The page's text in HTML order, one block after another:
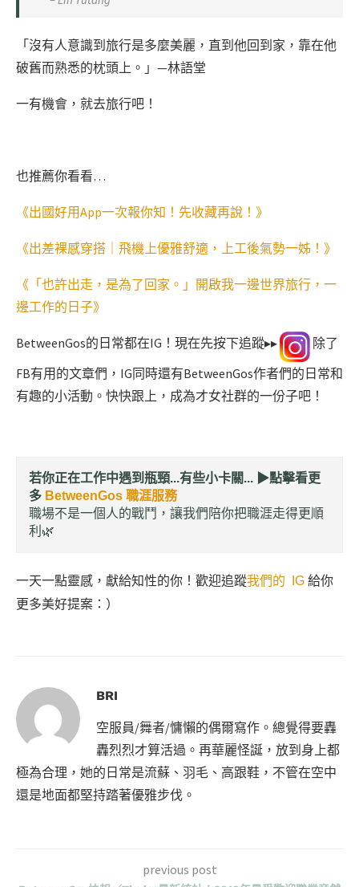
「沒有人意識到旅行是多麼美麗，直到他回到家，靠在他
破舊而熟悉的枕頭上。」—林語堂
一有機會，就去旅行吧！
也推薦你看看…
《出國好用App一次報你知！先收藏再說！》
《出差裸感穿搭｜飛機上優雅舒適，上工後氣勢一姊！》
《「也許出走，是為了回家。」開啟我一邊世界旅行，一
邊工作的日子》
BetweenGos的日常都在IG！現在先按下追蹤▸▸
除了
FB有用的文章們，IG同時還有BetweenGos作者們的日常和
有趣的小活動。快快跟上，成為才女社群的一份子吧！
若你正在工作中遇到瓶頸...有些小卡關... ▶︎點擊看更
多 BetweenGos 職涯服務
職場不是一個人的戰鬥，讓我們陪你把職涯走得更順
利🌿
一天一點靈感，獻給知性的你！歡迎追蹤我們的 IG 給你
更多美好提案：）
BRI
空服員/舞者/慵懶的偶爾寫作。總覺得要轟
轟烈烈才算活過。再華麗怪誕，放到身上都
極為合理，她的日常是流蘇、羽毛、高跟鞋，不管在空中
還是地面都堅持踏著優雅步伐。
previous post